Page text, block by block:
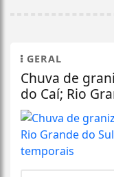
GERAL
Chuva de
do Caí; Rio